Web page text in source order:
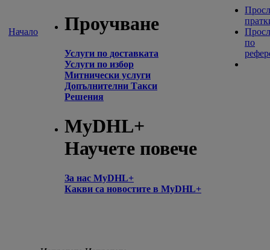
Начало Проучване
Услуги по доставката
Услуги по избор
Митнически услуги
Допълнителни Такси
Решения
MyDHL+
Научете повече
За нас MyDHL+
Какви са новостите в MyDHL+
по